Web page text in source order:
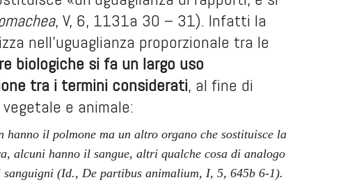
, V, 6, 1131a 30 – 31). Infatti la
nell’uguaglianza proporzionale tra le
biologiche si fa un largo uso
tra i termini considerati, al fine di
e animale:
il polmone ma un altro organo che sostituisce la
alcuni hanno il sangue, altri qualche cosa di analogo
sanguigni (Id., De partibus animalium, I, 5, 645b 6-1).